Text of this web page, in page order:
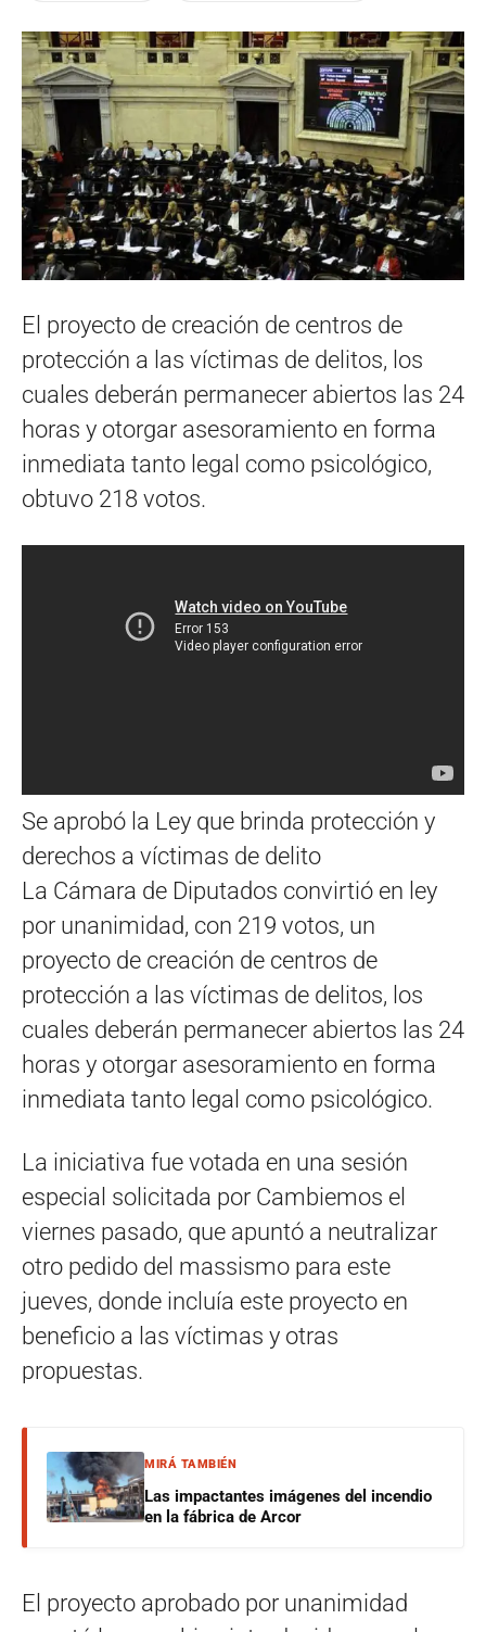
El proyecto de creación de centros de
protección a las víctimas de delitos, los
cuales deberán permanecer abiertos las 24
horas y otorgar asesoramiento en forma
inmediata tanto legal como psicológico,
obtuvo 218 votos.
Se aprobó la Ley que brinda protección y
derechos a víctimas de delito
La Cámara de Diputados convirtió en ley
por unanimidad, con 219 votos, un
proyecto de creación de centros de
protección a las víctimas de delitos, los
cuales deberán permanecer abiertos las 24
horas y otorgar asesoramiento en forma
inmediata tanto legal como psicológico.
La iniciativa fue votada en una sesión
especial solicitada por Cambiemos el
viernes pasado, que apuntó a neutralizar
otro pedido del massismo para este
jueves, donde incluía este proyecto en
beneficio a las víctimas y otras
propuestas.
MIRÁ TAMBIÉN
Las impactantes imágenes del incendio
en la fábrica de Arcor
El proyecto aprobado por unanimidad